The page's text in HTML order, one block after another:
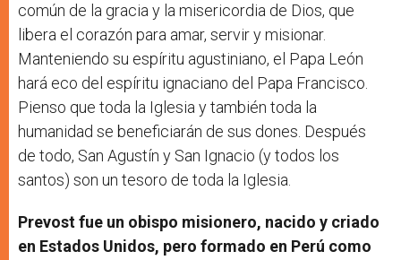
común de la gracia y la misericordia de Dios, que
libera el corazón para amar, servir y misionar.
Manteniendo su espíritu agustiniano, el Papa León
hará eco del espíritu ignaciano del Papa Francisco.
Pienso que toda la Iglesia y también toda la
humanidad se beneficiarán de sus dones. Después
de todo, San Agustín y San Ignacio (y todos los
santos) son un tesoro de toda la Iglesia.
Prevost fue un obispo misionero, nacido y criado
en Estados Unidos, pero formado en Perú como